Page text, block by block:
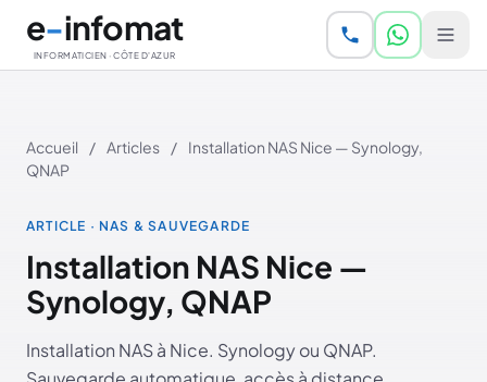
Aller au contenu principal
e-infomat
INFORMATICIEN · CÔTE D'AZUR
Accueil / Articles /
Installation NAS Nice — Synology,
QNAP
ARTICLE · NAS & SAUVEGARDE
Installation NAS Nice —
Synology, QNAP
Installation NAS à Nice. Synology ou QNAP.